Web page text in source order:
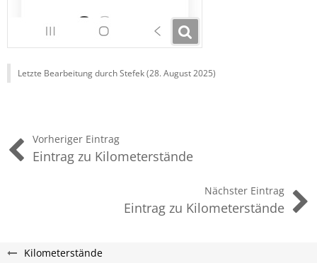
Letzte Bearbeitung durch Stefek (28. August 2025)
Vorheriger Eintrag
Eintrag zu Kilometerstände
Nächster Eintrag
Eintrag zu Kilometerstände
Kilometerstände